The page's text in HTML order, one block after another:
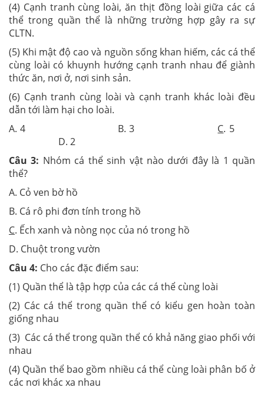
(4) Cạnh tranh cùng loài, ăn thịt đồng loài giữa các cá
thể trong quần thể là những trường hợp gây ra sự
CLTN.
(5) Khi mật độ cao và nguồn sống khan hiếm, các cá thể
cùng loài có khuynh hướng cạnh tranh nhau để giành
thức ăn, nơi ở, nơi sinh sản.
(6) Cạnh tranh cùng loài và cạnh tranh khác loài đều
dẫn tới làm hại cho loài.
A. 4 B. 3 C. 5
D. 2
Câu 3: Nhóm cá thể sinh vật nào dưới đây là 1 quần
thể?
A. Cỏ ven bờ hồ
B. Cá rô phi đơn tính trong hồ
C. Ếch xanh và nòng nọc của nó trong hồ
D. Chuột trong vườn
Câu 4: Cho các đặc điểm sau:
(1) Quần thể là tập hợp của các cá thể cùng loài
(2) Các cá thể trong quần thể có kiểu gen hoàn toàn
giống nhau
(3) Các cá thể trong quần thể có khả năng giao phối với
nhau
(4) Quần thể bao gồm nhiều cá thể cùng loài phân bố ở
các nơi khác xa nhau